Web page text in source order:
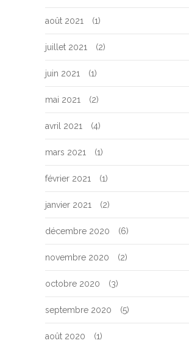
août 2021 (1)
juillet 2021 (2)
juin 2021 (1)
mai 2021 (2)
avril 2021 (4)
mars 2021 (1)
février 2021 (1)
janvier 2021 (2)
décembre 2020 (6)
novembre 2020 (2)
octobre 2020 (3)
septembre 2020 (5)
août 2020 (1)